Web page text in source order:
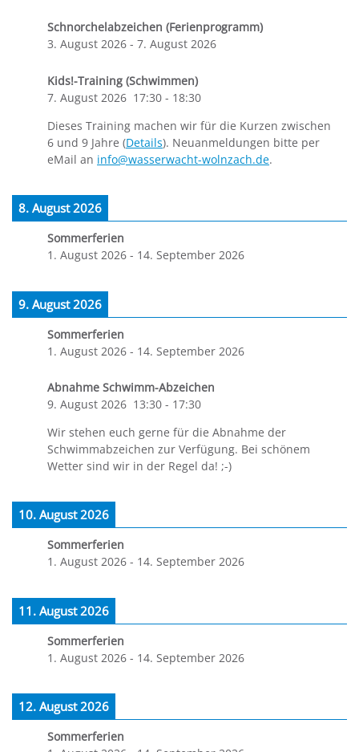
Schnorchelabzeichen (Ferienprogramm)
3. August 2026 - 7. August 2026
Kids!-Training (Schwimmen)
7. August 2026 17:30 - 18:30
Dieses Training machen wir für die Kurzen zwischen
6 und 9 Jahre (Details). Neuanmeldungen bitte per
eMail an info@wasserwacht-wolnzach.de.
8. August 2026
Sommerferien
1. August 2026 - 14. September 2026
9. August 2026
Sommerferien
1. August 2026 - 14. September 2026
Abnahme Schwimm-Abzeichen
9. August 2026 13:30 - 17:30
Wir stehen euch gerne für die Abnahme der
Schwimmabzeichen zur Verfügung. Bei schönem
Wetter sind wir in der Regel da! ;-)
10. August 2026
Sommerferien
1. August 2026 - 14. September 2026
11. August 2026
Sommerferien
1. August 2026 - 14. September 2026
12. August 2026
Sommerferien